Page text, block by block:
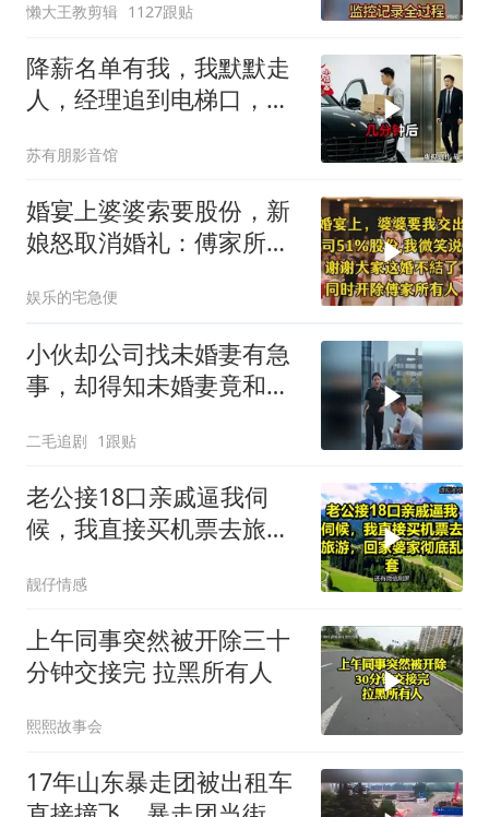
懒大王教剪辑 1127跟贴
降薪名单有我，我默默走
人，经理追到电梯口，见
苏有朋影音馆
婚宴上婆婆索要股份，新
娘怒取消婚礼：傅家所有
娱乐的宅急便
小伙却公司找未婚妻有急
事，却得知未婚妻竟和别
二毛追剧 1跟贴
老公接18口亲戚逼我伺
候，我直接买机票去旅
靓仔情感
上午同事突然被开除三十
分钟交接完 拉黑所有人
熙熙故事会
17年山东暴走团被出租车